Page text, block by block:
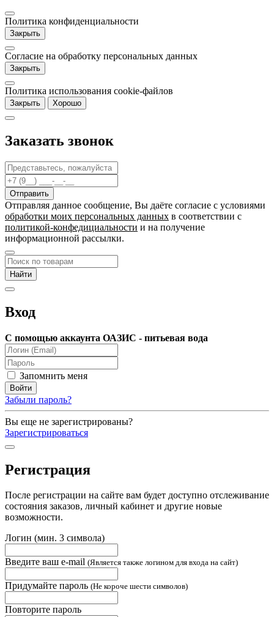
Политика конфиденциальности
Закрыть
Согласие на обработку персональных данных
Закрыть
Политика использования cookie-файлов
Закрыть Хорошо
Заказать звонок
Отправляя данное сообщение, Вы даёте согласие c условиями
обработки моих персональных данных в соответствии с
политикой-конфедициальности и на получение
информационной рассылки.
Вход
С помощью аккаунта ОАЗИС - питьевая вода
Запомнить меня
Забыли пароль?
Вы еще не зарегистрированы?
Зарегистрироваться
Регистрация
После регистрации на сайте вам будет доступно отслеживание
состояния заказов, личный кабинет и другие новые
возможности.
Логин (мин. 3 символа)
Введите ваш e-mail (Является также логином для входа на сайт)
Придумайте пароль (Не короче шести символов)
Повторите пароль